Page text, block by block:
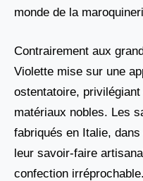
monde de la
Contrairement aux
Violette mise sur une
ostentatoire,
matériaux nobles. Les
fabriqués en Italie,
leur savoir-faire
confection irréprochable.